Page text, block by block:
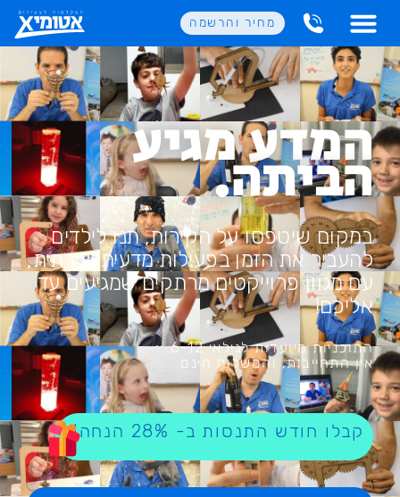
בְּאֲתָר
זֶה
מֻפְעֶלֶת
מַעֲרֶכֶת
נָגִישׁ
בִּקְלִיק
הַמְּסַיַּעַת
לִנְגִישׁוּת
הָאֲתָר.
מחיר והרשמה
המדע מגיע
הביתה.
במקום שיטפסו על הקירות, תנו לילדים
להעביר את הזמן בפעילות מדעית יצירתית,
עם מגוון פרוייקטים מרתקים שמגיעים עד
אליכם!
התוכניות מיועדותלגילאי 6-12
.
אין התחייבות, והמשלוח חינם.
קבלו חודש התנסות ב- 28% הנחה!